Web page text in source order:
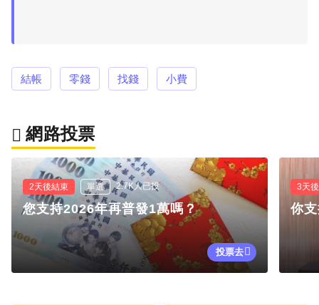
結帳 零錢 找錢 小費
網路投票
2天後結束 單選 2.7K人已投
您支持2026年再普發1萬嗎？
投票去
3天
你